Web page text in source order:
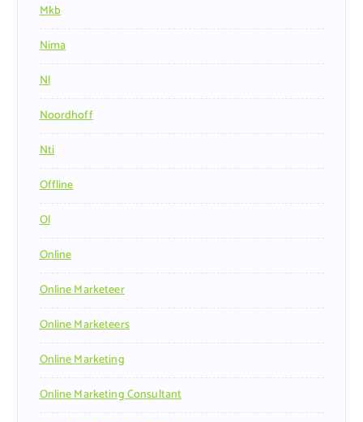
Mkb
Nima
Nl
Noordhoff
Nti
Offline
Ol
Online
Online Marketeer
Online Marketeers
Online Marketing
Online Marketing Consultant